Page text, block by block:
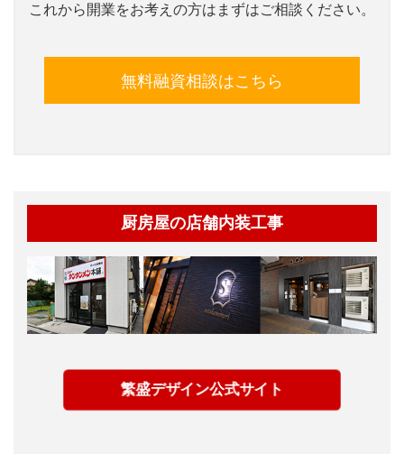
これから開業をお考えの方はまずはご相談ください。
無料融資相談はこちら
厨房屋の店舗内装工事
繁盛デザイン公式サイト